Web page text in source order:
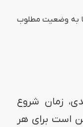
به وضعیت مطلوب
زمان شروع
است برای هر